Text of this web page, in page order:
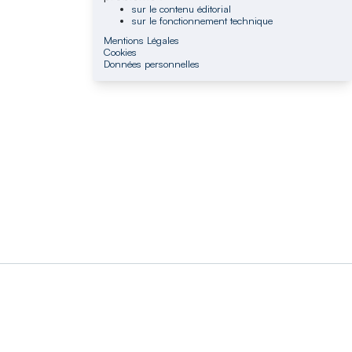
sur le contenu éditorial
sur le fonctionnement technique
Mentions Légales
Cookies
Données personnelles